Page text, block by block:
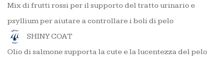
Mix di frutti rossi per il supporto del tratto urinario e
psyllium per aiutare a controllare i boli di pelo
SHINY COAT
Olio di salmone supporta la cute e la lucentezza del pelo